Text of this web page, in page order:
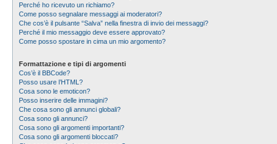
Perché ho ricevuto un richiamo?
Come posso segnalare messaggi ai moderatori?
Che cos’è il pulsante “Salva” nella finestra di invio dei messaggi?
Perché il mio messaggio deve essere approvato?
Come posso spostare in cima un mio argomento?
Formattazione e tipi di argomenti
Cos’è il BBCode?
Posso usare l’HTML?
Cosa sono le emoticon?
Posso inserire delle immagini?
Che cosa sono gli annunci globali?
Cosa sono gli annunci?
Cosa sono gli argomenti importanti?
Cosa sono gli argomenti bloccati?